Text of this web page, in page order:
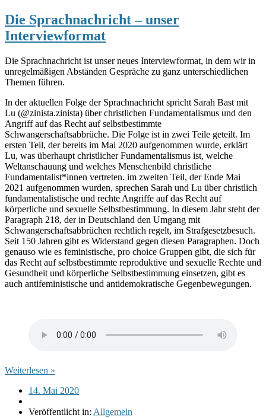
Die Sprachnachricht – unser
Interviewformat
Die Sprachnachricht ist unser neues Interviewformat, in dem wir in
unregelmäßigen Abständen Gespräche zu ganz unterschiedlichen
Themen führen.
In der aktuellen Folge der Sprachnachricht spricht Sarah Bast mit
Lu (@zinista.zinista) über christlichen Fundamentalismus und den
Angriff auf das Recht auf selbstbestimmte
Schwangerschaftsabbrüche. Die Folge ist in zwei Teile geteilt. Im
ersten Teil, der bereits im Mai 2020 aufgenommen wurde, erklärt
Lu, was überhaupt christlicher Fundamentalismus ist, welche
Weltanschauung und welches Menschenbild christliche
Fundamentalist*innen vertreten. im zweiten Teil, der Ende Mai
2021 aufgenommen wurden, sprechen Sarah und Lu über christlich
fundamentalistische und rechte Angriffe auf das Recht auf
körperliche und sexuelle Selbstbestimmung. In diesem Jahr steht der
Paragraph 218, der in Deutschland den Umgang mit
Schwangerschaftsabbrüchen rechtlich regelt, im Strafgesetzbesuch.
Seit 150 Jahren gibt es Widerstand gegen diesen Paragraphen. Doch
genauso wie es feministische, pro choice Gruppen gibt, die sich für
das Recht auf selbstbestimmte reproduktive und sexuelle Rechte und
Gesundheit und körperliche Selbstbestimmung einsetzen, gibt es
auch antifeministische und antidemokratische Gegenbewegungen.
Weiterlesen
14. Mai 2020
Veröffentlicht in: Allgemein